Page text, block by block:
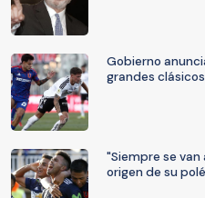
Gobierno
grandes
"Siempre se van
origen de su